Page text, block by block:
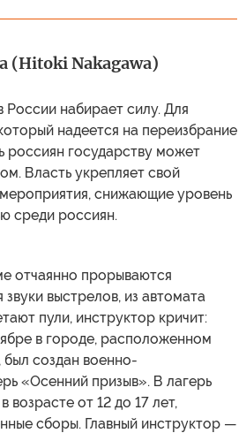
(Hitoki Nakagawa)
России набирает силу. Для
надеется на переизбрание
россиян государству может
Власть укрепляет свой
снижающие уровень
среди россиян.
отчаянно прорываются
выстрелов, из автомата
пули, инструктор кричит:
в городе, расположенном
создан военно-
«Осенний призыв». В лагерь
возрасте от 12 до 17 лет,
сборы. Главный инструктор —